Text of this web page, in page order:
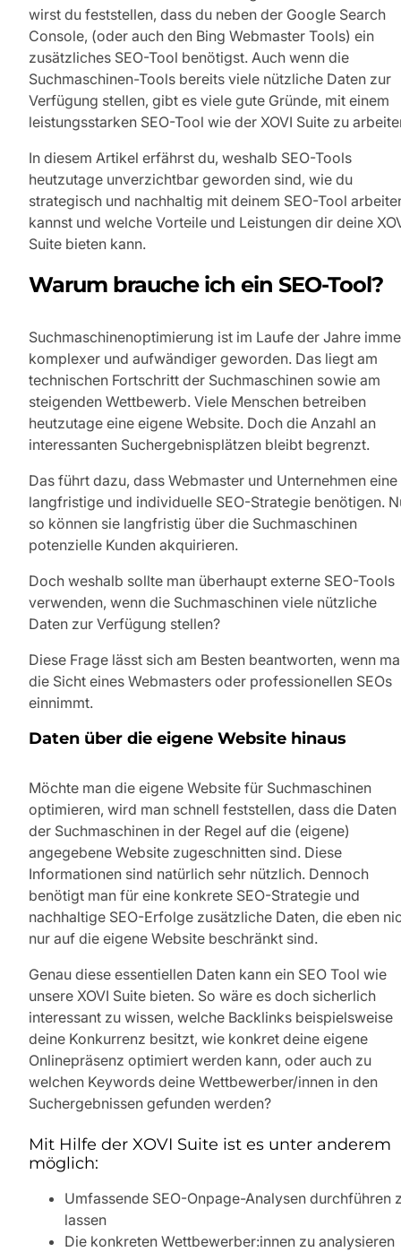
wirst du feststellen, dass du neben der Google Search
Console, (oder auch den Bing Webmaster Tools) ein
zusätzliches SEO-Tool benötigst. Auch wenn die
Suchmaschinen-Tools bereits viele nützliche Daten zur
Verfügung stellen, gibt es viele gute Gründe, mit einem
leistungsstarken SEO-Tool wie der XOVI Suite zu
In diesem Artikel erfährst du, weshalb SEO-Tools
heutzutage unverzichtbar geworden sind, wie du
strategisch und nachhaltig mit deinem SEO-Tool
kannst und welche Vorteile und Leistungen dir deine
Suite bieten kann.
Warum brauche ich ein SEO-Tool?
Suchmaschinenoptimierung ist im Laufe der Jahre
komplexer und aufwändiger geworden. Das liegt am
technischen Fortschritt der Suchmaschinen sowie am
steigenden Wettbewerb. Viele Menschen betreiben
heutzutage eine eigene Website. Doch die Anzahl an
interessanten Suchergebnisplätzen bleibt begrenzt.
Das führt dazu, dass Webmaster und Unternehmen eine
langfristige und individuelle SEO-Strategie benötigen.
so können sie langfristig über die Suchmaschinen
potenzielle Kunden akquirieren.
Doch weshalb sollte man überhaupt externe SEO-Tools
verwenden, wenn die Suchmaschinen viele nützliche
Daten zur Verfügung stellen?
Diese Frage lässt sich am Besten beantworten, wenn
die Sicht eines Webmasters oder professionellen SEOs
einnimmt.
Daten über die eigene Website hinaus
Möchte man die eigene Website für Suchmaschinen
optimieren, wird man schnell feststellen, dass die Daten
der Suchmaschinen in der Regel auf die (eigene)
angegebene Website zugeschnitten sind. Diese
Informationen sind natürlich sehr nützlich. Dennoch
benötigt man für eine konkrete SEO-Strategie und
nachhaltige SEO-Erfolge zusätzliche Daten, die eben
nur auf die eigene Website beschränkt sind.
Genau diese essentiellen Daten kann ein SEO Tool wie
unsere XOVI Suite bieten. So wäre es doch sicherlich
interessant zu wissen, welche Backlinks beispielsweise
deine Konkurrenz besitzt, wie konkret deine eigene
Onlinepräsenz optimiert werden kann, oder auch zu
welchen Keywords deine Wettbewerber/innen in den
Suchergebnissen gefunden werden?
Mit Hilfe der XOVI Suite ist es unter anderem
möglich:
Umfassende SEO-Onpage-Analysen durchführen
lassen
Die konkreten Wettbewerber:innen zu analysieren